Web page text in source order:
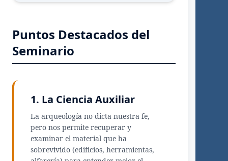
Puntos Destacados del
Seminario
1. La Ciencia Auxiliar
La arqueología no dicta nuestra fe,
pero nos permite recuperar y
examinar el material que ha
sobrevivido (edificios, herramientas,